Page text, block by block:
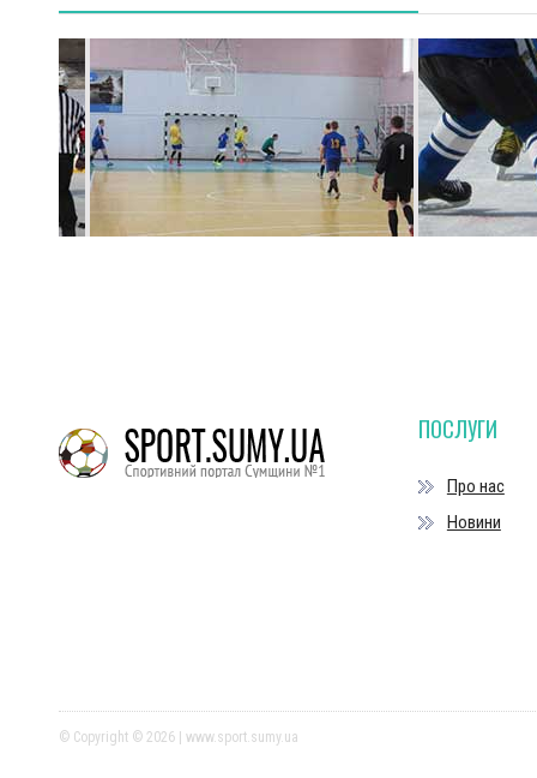
ПОСЛУГИ
Про нас
Новини
© Copyright © 2026 | www.sport.sumy.ua